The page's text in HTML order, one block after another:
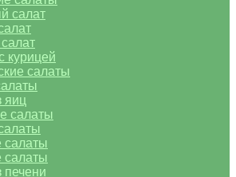
салат
курицей
салаты
яиц
салаты
салаты
салаты
печени